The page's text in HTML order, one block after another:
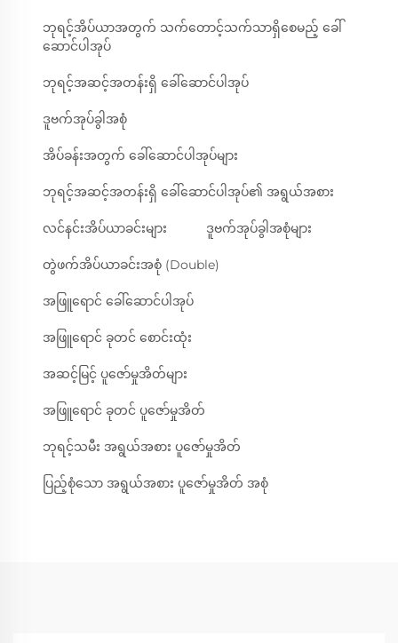
ဘုရင့်အိပ်ယာအတွက် သက်တောင့်သက်သာရှိစေမည့် ခေါ်
ဆောင်ပါအုပ်
ဘုရင့်အဆင့်အတန်းရှိ ခေါ်ဆောင်ပါအုပ်
ဒူဗက်အုပ်ခွါအစုံ
အိပ်ခန်းအတွက် ခေါ်ဆောင်ပါအုပ်များ
ဘုရင့်အဆင့်အတန်းရှိ ခေါ်ဆောင်ပါအုပ်၏ အရွယ်အစား
လင်နင်းအိပ်ယာခင်းများ ဒူဗက်အုပ်ခွါအစုံများ
တွဲဖက်အိပ်ယာခင်းအစုံ (Double)
အဖြူရောင် ခေါ်ဆောင်ပါအုပ်
အဖြူရောင် ခုတင် စောင်းထုံး
အဆင့်မြင့် ပူဇော်မှုအိတ်များ
အဖြူရောင် ခုတင် ပူဇော်မှုအိတ်
ဘုရင့်သမီး အရွယ်အစား ပူဇော်မှုအိတ်
ပြည့်စုံသော အရွယ်အစား ပူဇော်မှုအိတ် အစုံ